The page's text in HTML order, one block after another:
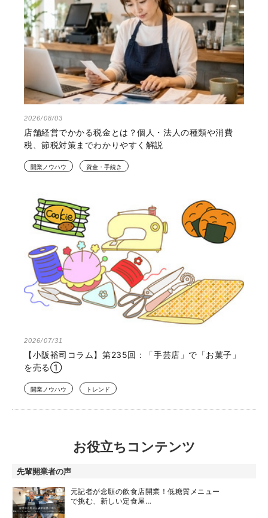
2026/08/03
店舗経営でかかる税金とは？個人・法人の種類や消費
税、節税対策までわかりやすく解説
開業ノウハウ 資金・手続き
2026/07/31
【小阪裕司コラム】第235回：「手芸店」で「お菓子」
を売る①
開業ノウハウ トレンド
お役立ちコンテンツ
先輩開業者の声
元記者が念願の飲食店開業！低糖質メニュー
で挑む、新しい定食屋…